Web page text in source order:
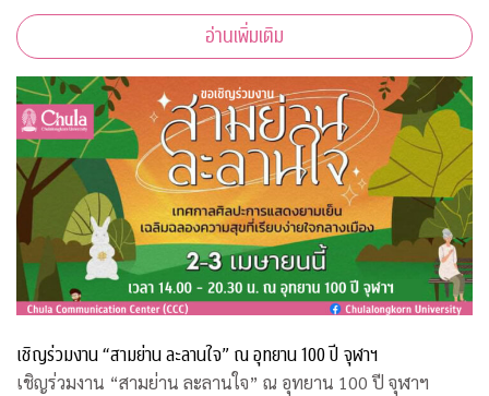
อ่านเพิ่มเติม
เชิญร่วมงาน “สามย่าน ละลานใจ” ณ อุทยาน 100 ปี จุฬาฯ
เชิญร่วมงาน “สามย่าน ละลานใจ” ณ อุทยาน 100 ปี จุฬาฯ